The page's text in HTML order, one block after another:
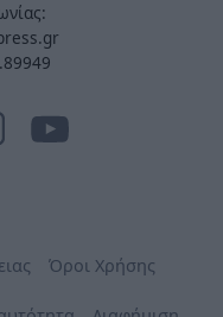
Όροι Χρήσης